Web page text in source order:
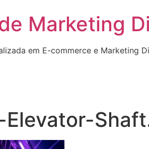
Marketing
em E-commerce e